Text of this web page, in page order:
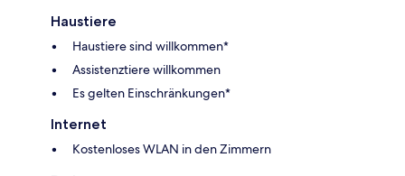
Haustiere
Haustiere sind willkommen*
Assistenztiere willkommen
Es gelten Einschränkungen*
Internet
Kostenloses WLAN in den Zimmern